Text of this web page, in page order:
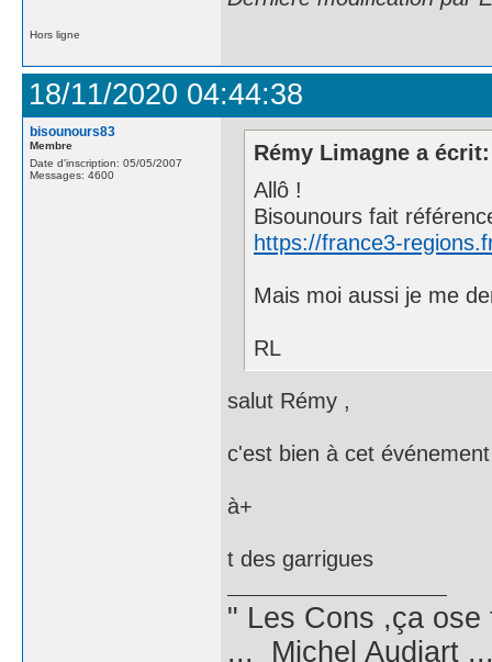
Hors ligne
18/11/2020 04:44:38
bisounours83
Membre
Date d'inscription: 05/05/2007
Messages: 4600
Rémy Limagne a écrit:
Allô !
Bisounours fait
https://france3-
Mais moi aussi je me
RL
salut Rémy ,
c'est bien à cet
à+
t des garrigues
" Les Cons ,ça
... Michel Audiart